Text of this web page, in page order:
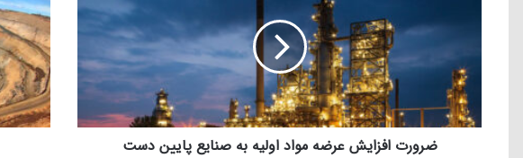
ضرورت افزایش عرضه مواد اولیه به صنایع پایین دست